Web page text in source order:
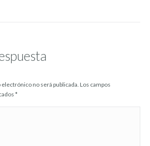
no será publicada. Los campos
*